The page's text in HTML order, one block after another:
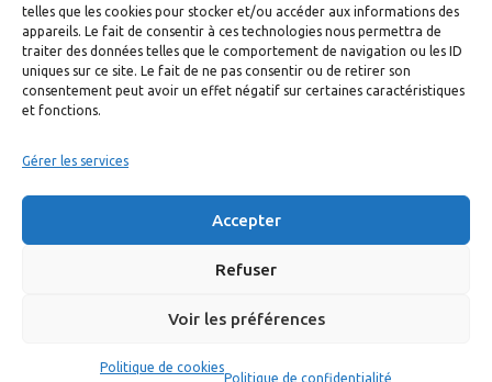
telles que les cookies pour stocker et/ou accéder aux informations des
appareils. Le fait de consentir à ces technologies nous permettra de
traiter des données telles que le comportement de navigation ou les ID
uniques sur ce site. Le fait de ne pas consentir ou de retirer son
consentement peut avoir un effet négatif sur certaines caractéristiques
et fonctions.
Gérer les services
Accepter
Refuser
Voir les préférences
Politique de cookies
Politique de confidentialité
Accueil
Formulaire de contact
Gambs TV
Mentions légales